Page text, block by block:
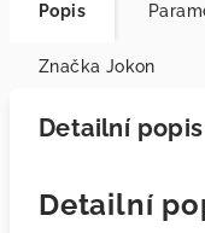
Popis
Značka Jokon
Detailní
Detailní